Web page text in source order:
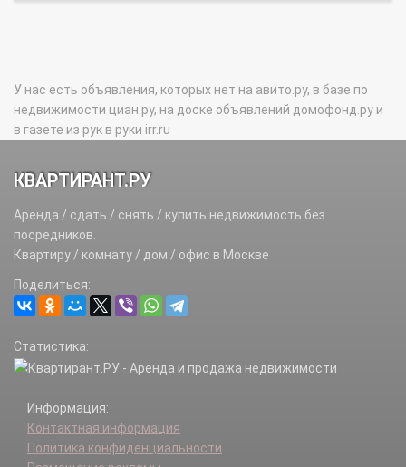
У нас есть объявления, которых нет на авито.ру, в базе по
недвижимости циан.ру, на доске объявлений домофонд.ру и
в газете из рук в руки irr.ru
КВАРТИРАНТ.РУ
Аренда / сдать / снять / купить недвижимость без
посредников.
Квартиру / комнату / дом / офис в Москве
Поделиться:
Статистика:
Информация:
Контактная информация
Политика конфиденциальности